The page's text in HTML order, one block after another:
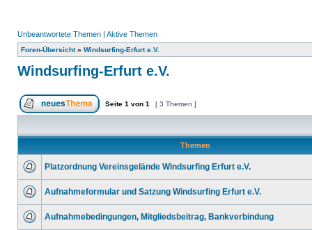
Unbeantwortete Themen | Aktive Themen
Foren-Übersicht» Windsurfing-Erfurt e.V.
Windsurfing-Erfurt e.V.
Seite 1 von 1 [ 3 Themen ]
Themen
Platzordnung Vereinsgelände Windsurfing Erfurt e.V.
Aufnahmeformular und Satzung Windsurfing Erfurt e.V.
Aufnahmebedingungen, Mitgliedsbeitrag, Bankverbindung